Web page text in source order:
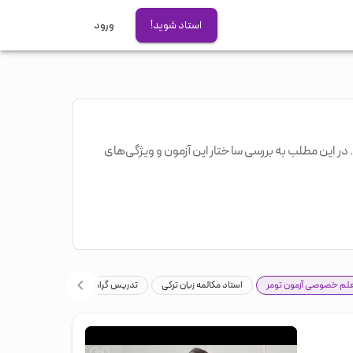
آزمون های بین المللی
دولینگو
استاد شوید! ورود
این مطلب به بررسی ساختار این آزمون و ویژگی‌های
خصوصی آزمون تومر استاد مکالمه زبان ترکی تدریس گرامر زبان ترکی